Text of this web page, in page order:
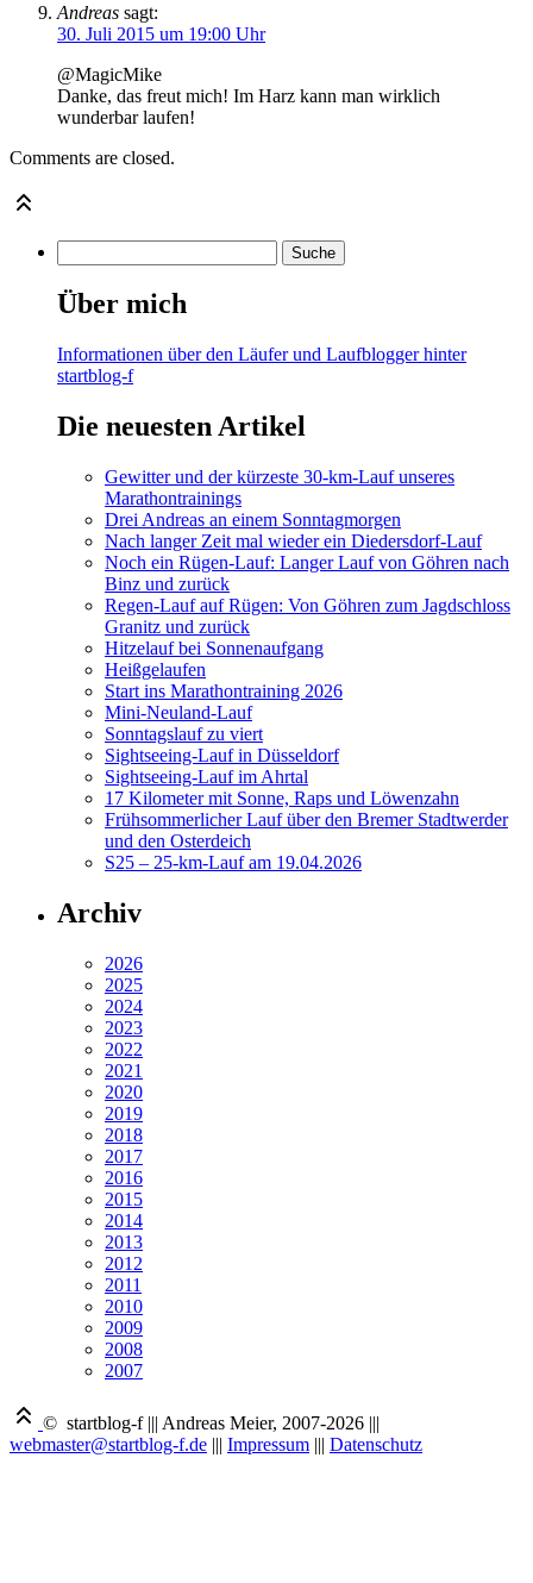
Andreas sagt:
30. Juli 2015 um 19:00 Uhr
@MagicMike
Danke, das freut mich! Im Harz kann man wirklich
wunderbar laufen!
Comments are closed.
Über mich
Informationen über den Läufer und Laufblogger hinter
startblog-f
Die neuesten Artikel
Gewitter und der kürzeste 30-km-Lauf unseres
Marathontrainings
Drei Andreas an einem Sonntagmorgen
Nach langer Zeit mal wieder ein Diedersdorf-Lauf
Noch ein Rügen-Lauf: Langer Lauf von Göhren nach
Binz und zurück
Regen-Lauf auf Rügen: Von Göhren zum Jagdschloss
Granitz und zurück
Hitzelauf bei Sonnenaufgang
Heißgelaufen
Start ins Marathontraining 2026
Mini-Neuland-Lauf
Sonntagslauf zu viert
Sightseeing-Lauf in Düsseldorf
Sightseeing-Lauf im Ahrtal
17 Kilometer mit Sonne, Raps und Löwenzahn
Frühsommerlicher Lauf über den Bremer Stadtwerder
und den Osterdeich
S25 – 25-km-Lauf am 19.04.2026
Archiv
2026
2025
2024
2023
2022
2021
2020
2019
2018
2017
2016
2015
2014
2013
2012
2011
2010
2009
2008
2007
© startblog-f ||| Andreas Meier, 2007-2026 |||
webmaster@startblog-f.de ||| Impressum ||| Datenschutz